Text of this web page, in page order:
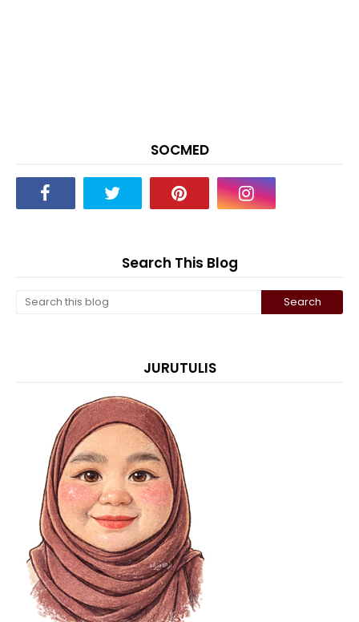
SOCMED
Search This Blog
JURUTULIS